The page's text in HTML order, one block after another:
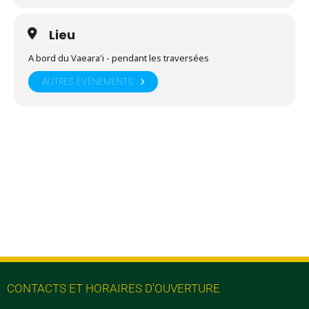
Lieu
A bord du Vaeara'i - pendant les traversées
AUTRES ÉVÈNEMENTS
CONTACTS ET HORAIRES D'OUVERTURE